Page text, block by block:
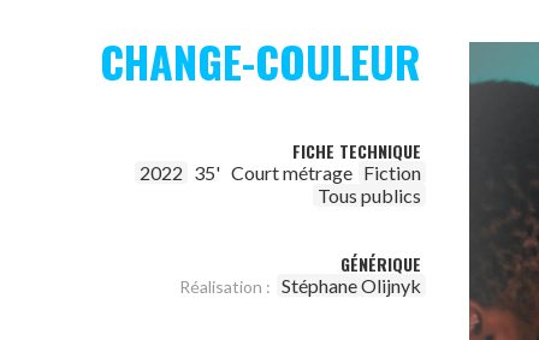
CHANGE-COULEUR
FICHE TECHNIQUE
2022 35' Court métrage Fiction
Tous publics
GÉNÉRIQUE
Réalisation : Stéphane Olijnyk